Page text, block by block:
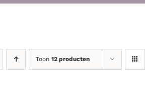
Toon 12 producten